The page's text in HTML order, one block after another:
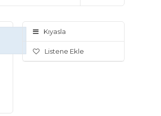
Kıyasla
Listene Ekle